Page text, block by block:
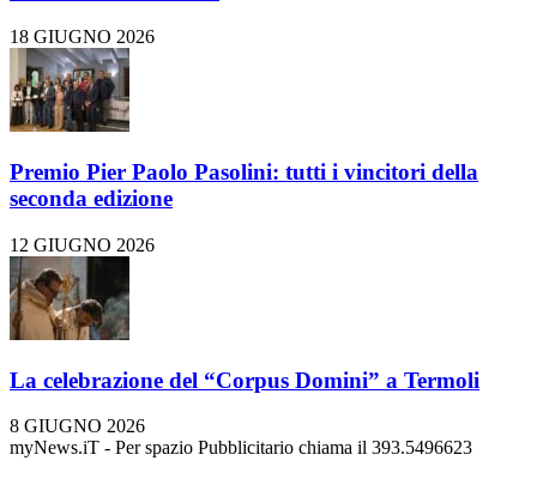
18 GIUGNO 2026
Premio Pier Paolo Pasolini: tutti i vincitori della
seconda edizione
12 GIUGNO 2026
La celebrazione del “Corpus Domini” a Termoli
8 GIUGNO 2026
myNews.iT - Per spazio Pubblicitario chiama il 393.5496623